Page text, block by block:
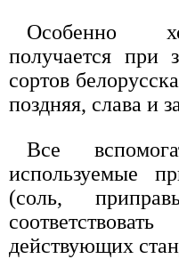
Особенно
получается при
сортов
поздняя, слава и
Все
используемые
(соль,
действующих